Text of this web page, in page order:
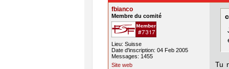
fbianco
Membre du comité
Lieu: Suisse
Date d'inscription: 04 Feb 2005
Messages: 1455
Site web
Tu